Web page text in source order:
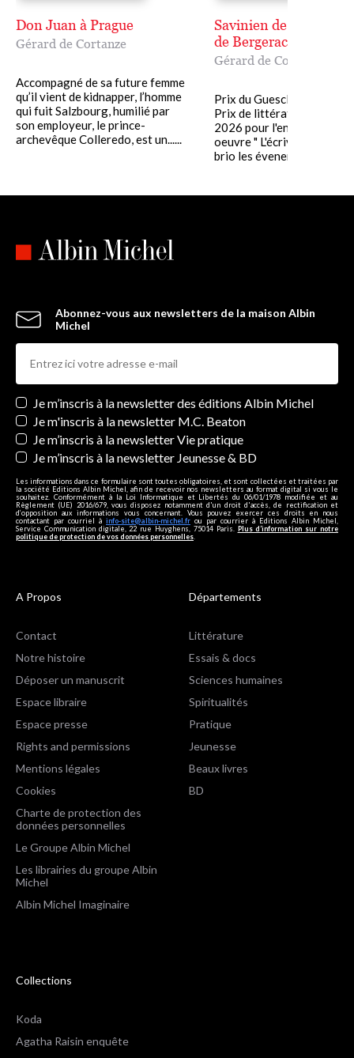
Don Juan à Prague
Gérard de Cortanze
Accompagné de sa future femme
qu’il vient de kidnapper, l’homme
qui fuit Salzbourg, humilié par
son employeur, le prince-
archevêque Colleredo, est un......
Savinien de Cyrano,
de Bergerac
Gérard de Cortanze
Prix du Guesclin 2025
Prix de littérature Paul
2026 pour l'ensemble de
oeuvre " L'écrivain restitue
brio les évenements et
Abonnez-vous aux newsletters de la maison Albin
Michel
Newsletters
Je m’inscris à la newsletter des éditions Albin Michel
Je m'inscris à la newsletter M.C. Beaton
Je m’inscris à la newsletter Vie pratique
Je m’inscris à la newsletter Jeunesse & BD
Les informations dans ce formulaire sont toutes obligatoires, et sont collectées et traitées par
la société Editions Albin Michel, afin de recevoir nos newsletters au format digital si vous le
souhaitez. Conformément à la Loi Informatique et Libertés du 06/01/1978 modifiée et au
Règlement (UE) 2016/679, vous disposez notamment d'un droit d'accès, de rectification et
d’opposition aux informations vous concernant. Vous pouvez exercer ces droits en nous
contactant par courriel à info-site@albin-michel.fr ou par courrier à Editions Albin Michel,
Service Communication digitale, 22 rue Huyghens, 75014 Paris. Plus d’information sur notre
politique de protection de vos données personnelles.
A Propos
Contact
Notre histoire
Déposer un manuscrit
Espace libraire
Espace presse
Rights and permissions
Mentions légales
Cookies
Charte de protection des
données personnelles
Le Groupe Albin Michel
Les librairies du groupe Albin
Michel
Albin Michel Imaginaire
Départements
Littérature
Essais & docs
Sciences humaines
Spiritualités
Pratique
Jeunesse
Beaux livres
BD
Collections
Koda
Agatha Raisin enquête